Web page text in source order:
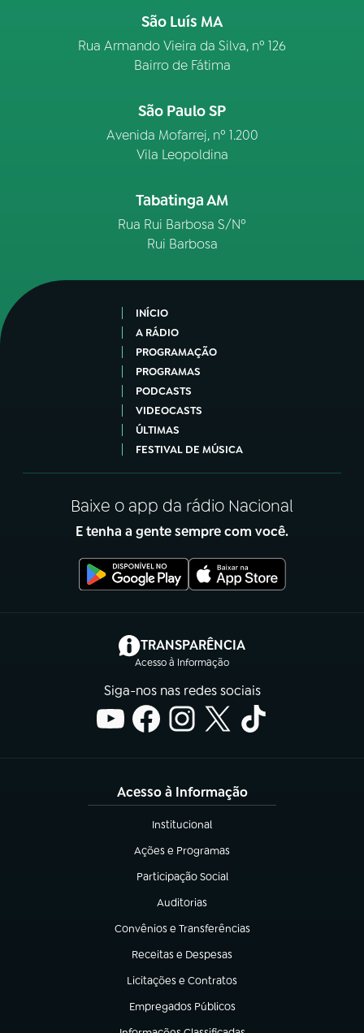
São Luís MA
Rua Armando Vieira da Silva, nº 126
Bairro de Fátima
São Paulo SP
Avenida Mofarrej, nº 1.200
Vila Leopoldina
Tabatinga AM
Rua Rui Barbosa S/Nº
Rui Barbosa
INÍCIO
A RÁDIO
PROGRAMAÇÃO
PROGRAMAS
PODCASTS
VIDEOCASTS
ÚLTIMAS
FESTIVAL DE MÚSICA
Baixe o app da rádio Nacional
E tenha a gente sempre com você.
TRANSPARÊNCIA
Acesso à Informação
(abre em nova aba)
Siga-nos nas redes sociais
Acesso à Informação
Institucional
(abre em nova aba)
Ações e Programas
(abre em nova aba)
Participação Social
(abre em nova aba)
Auditorias
(abre em nova aba)
Convênios e Transferências
(abre em nova aba)
Receitas e Despesas
(abre em nova aba)
Licitações e Contratos
(abre em nova aba)
Empregados Públicos
(abre em nova aba)